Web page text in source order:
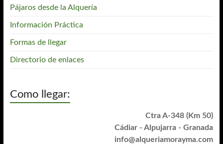
Pájaros desde la Alquería
Información Práctica
Formas de llegar
Directorio de enlaces
Como llegar:
Ctra A-348 (Km 50)
Cádiar - Alpujarra - Granada
info@alqueriamorayma.com